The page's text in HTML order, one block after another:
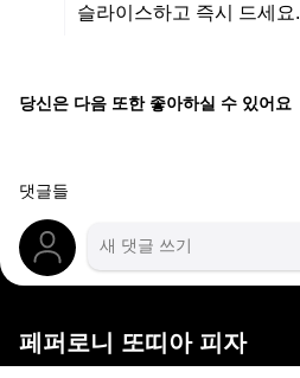
슬라이스하고 즉시 드세요.
당신은 다음 또한 좋아하실 수 있어요
댓글들
페퍼로니 또띠아 피자